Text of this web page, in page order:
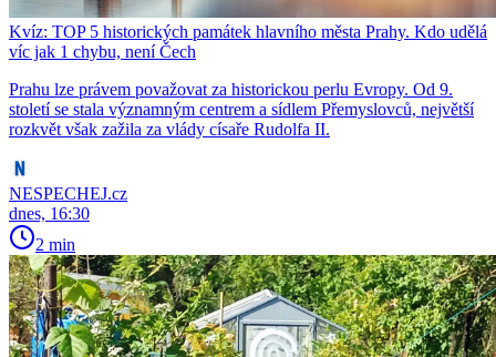
Kvíz: TOP 5 historických památek hlavního města Prahy. Kdo udělá
víc jak 1 chybu, není Čech
Prahu lze právem považovat za historickou perlu Evropy. Od 9.
století se stala významným centrem a sídlem Přemyslovců, největší
rozkvět však zažila za vlády císaře Rudolfa II.
NESPECHEJ.cz
dnes, 16:30
2 min